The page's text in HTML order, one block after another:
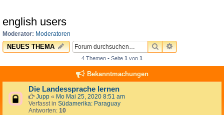
english users
Moderator: Moderatoren
NEUES THEMA SUCHEERWEITERTE
4 Themen • Seite 1 von 1
Bekanntmachungen
Die Landessprache lernen
Jupp « Mo Mai 25, 2020 8:51 am
Verfasst in Südamerika: Paraguay
Antworten: 10